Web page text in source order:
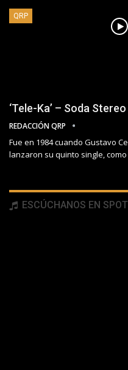
QRP
‘Tele-Ka’ – Soda Stereo
REDACCIÓN QRP
Fue en 1984 cuando Gustavo
lanzaron su quinto single,
ESCÚCHANOS EN